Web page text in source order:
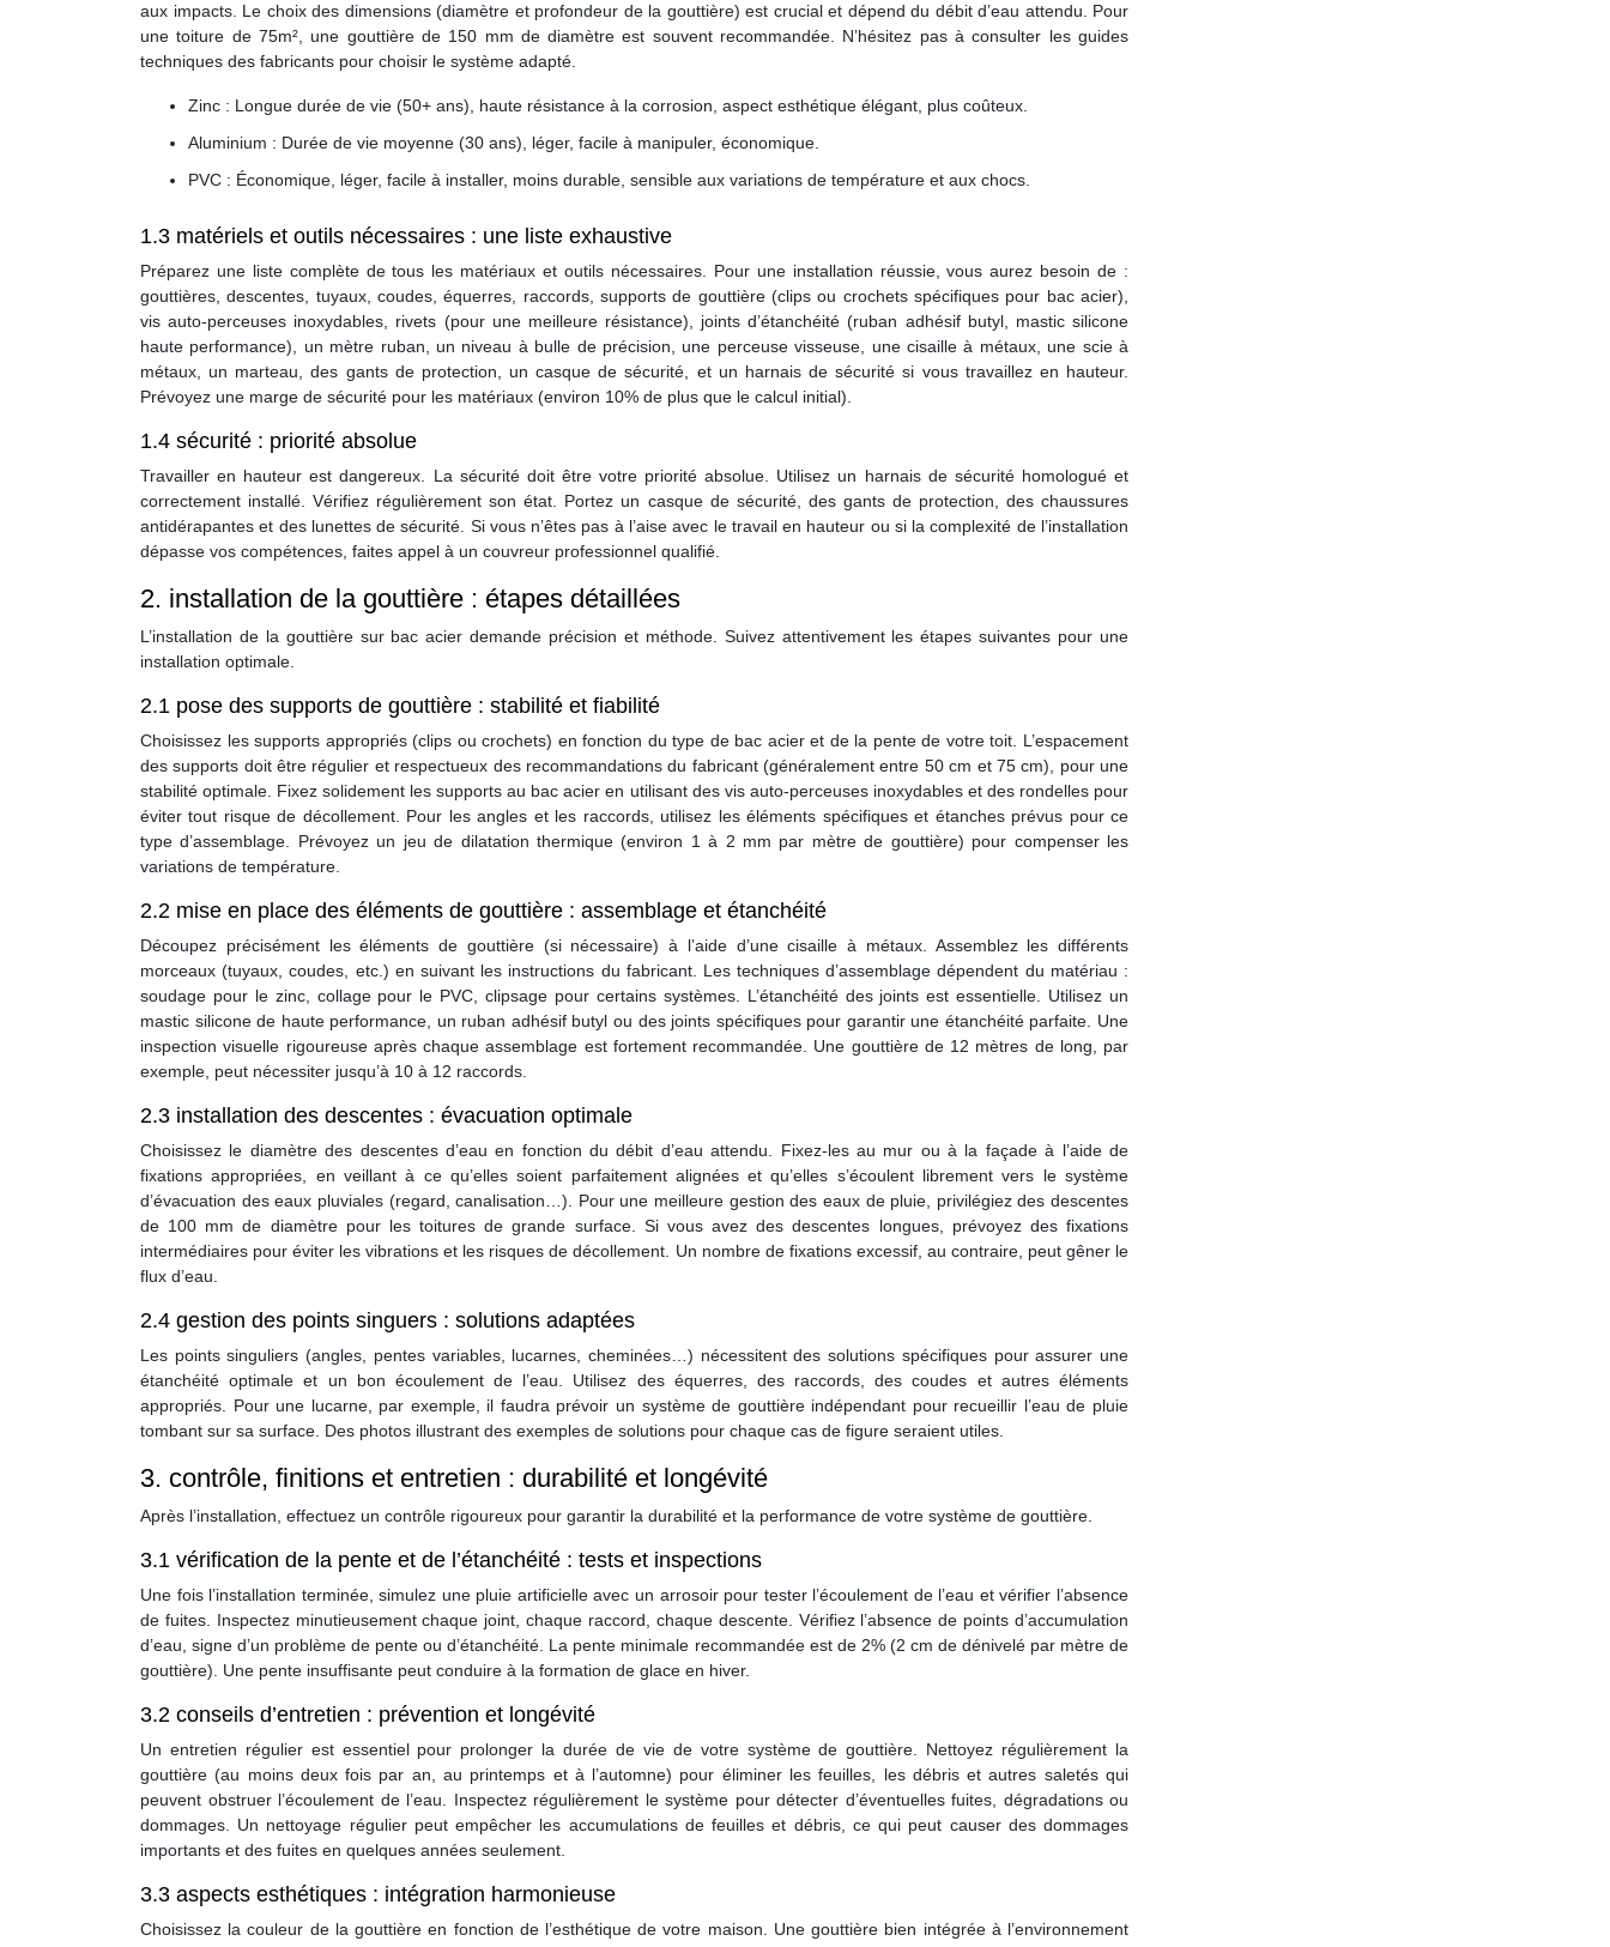
aux impacts. Le choix des dimensions (diamètre et profondeur de la gouttière) est crucial et dépend du débit d’eau attendu. Pour
une toiture de 75m², une gouttière de 150 mm de diamètre est souvent recommandée. N’hésitez pas à consulter les guides
techniques des fabricants pour choisir le système adapté.
Zinc : Longue durée de vie (50+ ans), haute résistance à la corrosion, aspect esthétique élégant, plus coûteux.
Aluminium : Durée de vie moyenne (30 ans), léger, facile à manipuler, économique.
PVC : Économique, léger, facile à installer, moins durable, sensible aux variations de température et aux chocs.
1.3 matériels et outils nécessaires : une liste exhaustive
Préparez une liste complète de tous les matériaux et outils nécessaires. Pour une installation réussie, vous aurez besoin de :
gouttières, descentes, tuyaux, coudes, équerres, raccords, supports de gouttière (clips ou crochets spécifiques pour bac acier),
vis auto-perceuses inoxydables, rivets (pour une meilleure résistance), joints d’étanchéité (ruban adhésif butyl, mastic silicone
haute performance), un mètre ruban, un niveau à bulle de précision, une perceuse visseuse, une cisaille à métaux, une scie à
métaux, un marteau, des gants de protection, un casque de sécurité, et un harnais de sécurité si vous travaillez en hauteur.
Prévoyez une marge de sécurité pour les matériaux (environ 10% de plus que le calcul initial).
1.4 sécurité : priorité absolue
Travailler en hauteur est dangereux. La sécurité doit être votre priorité absolue. Utilisez un harnais de sécurité homologué et
correctement installé. Vérifiez régulièrement son état. Portez un casque de sécurité, des gants de protection, des chaussures
antidérapantes et des lunettes de sécurité. Si vous n’êtes pas à l’aise avec le travail en hauteur ou si la complexité de l’installation
dépasse vos compétences, faites appel à un couvreur professionnel qualifié.
2. installation de la gouttière : étapes détaillées
L’installation de la gouttière sur bac acier demande précision et méthode. Suivez attentivement les étapes suivantes pour une
installation optimale.
2.1 pose des supports de gouttière : stabilité et fiabilité
Choisissez les supports appropriés (clips ou crochets) en fonction du type de bac acier et de la pente de votre toit. L’espacement
des supports doit être régulier et respectueux des recommandations du fabricant (généralement entre 50 cm et 75 cm), pour une
stabilité optimale. Fixez solidement les supports au bac acier en utilisant des vis auto-perceuses inoxydables et des rondelles pour
éviter tout risque de décollement. Pour les angles et les raccords, utilisez les éléments spécifiques et étanches prévus pour ce
type d’assemblage. Prévoyez un jeu de dilatation thermique (environ 1 à 2 mm par mètre de gouttière) pour compenser les
variations de température.
2.2 mise en place des éléments de gouttière : assemblage et étanchéité
Découpez précisément les éléments de gouttière (si nécessaire) à l’aide d’une cisaille à métaux. Assemblez les différents
morceaux (tuyaux, coudes, etc.) en suivant les instructions du fabricant. Les techniques d’assemblage dépendent du matériau :
soudage pour le zinc, collage pour le PVC, clipsage pour certains systèmes. L’étanchéité des joints est essentielle. Utilisez un
mastic silicone de haute performance, un ruban adhésif butyl ou des joints spécifiques pour garantir une étanchéité parfaite. Une
inspection visuelle rigoureuse après chaque assemblage est fortement recommandée. Une gouttière de 12 mètres de long, par
exemple, peut nécessiter jusqu’à 10 à 12 raccords.
2.3 installation des descentes : évacuation optimale
Choisissez le diamètre des descentes d’eau en fonction du débit d’eau attendu. Fixez-les au mur ou à la façade à l’aide de
fixations appropriées, en veillant à ce qu’elles soient parfaitement alignées et qu’elles s’écoulent librement vers le système
d’évacuation des eaux pluviales (regard, canalisation…). Pour une meilleure gestion des eaux de pluie, privilégiez des descentes
de 100 mm de diamètre pour les toitures de grande surface. Si vous avez des descentes longues, prévoyez des fixations
intermédiaires pour éviter les vibrations et les risques de décollement. Un nombre de fixations excessif, au contraire, peut gêner le
flux d’eau.
2.4 gestion des points singuers : solutions adaptées
Les points singuliers (angles, pentes variables, lucarnes, cheminées…) nécessitent des solutions spécifiques pour assurer une
étanchéité optimale et un bon écoulement de l’eau. Utilisez des équerres, des raccords, des coudes et autres éléments
appropriés. Pour une lucarne, par exemple, il faudra prévoir un système de gouttière indépendant pour recueillir l’eau de pluie
tombant sur sa surface. Des photos illustrant des exemples de solutions pour chaque cas de figure seraient utiles.
3. contrôle, finitions et entretien : durabilité et longévité
Après l’installation, effectuez un contrôle rigoureux pour garantir la durabilité et la performance de votre système de gouttière.
3.1 vérification de la pente et de l’étanchéité : tests et inspections
Une fois l’installation terminée, simulez une pluie artificielle avec un arrosoir pour tester l’écoulement de l’eau et vérifier l’absence
de fuites. Inspectez minutieusement chaque joint, chaque raccord, chaque descente. Vérifiez l’absence de points d’accumulation
d’eau, signe d’un problème de pente ou d’étanchéité. La pente minimale recommandée est de 2% (2 cm de dénivelé par mètre de
gouttière). Une pente insuffisante peut conduire à la formation de glace en hiver.
3.2 conseils d’entretien : prévention et longévité
Un entretien régulier est essentiel pour prolonger la durée de vie de votre système de gouttière. Nettoyez régulièrement la
gouttière (au moins deux fois par an, au printemps et à l’automne) pour éliminer les feuilles, les débris et autres saletés qui
peuvent obstruer l’écoulement de l’eau. Inspectez régulièrement le système pour détecter d’éventuelles fuites, dégradations ou
dommages. Un nettoyage régulier peut empêcher les accumulations de feuilles et débris, ce qui peut causer des dommages
importants et des fuites en quelques années seulement.
3.3 aspects esthétiques : intégration harmonieuse
Choisissez la couleur de la gouttière en fonction de l’esthétique de votre maison. Une gouttière bien intégrée à l’environnement